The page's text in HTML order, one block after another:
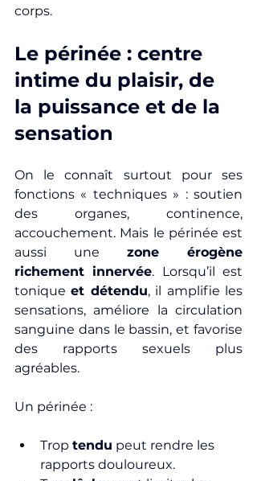
corps.
Le périnée : centre
intime du plaisir, de
la puissance et de la
sensation
On le connaît surtout pour ses
fonctions « techniques » : soutien
des organes, continence,
accouchement. Mais le périnée est
aussi une zone érogène
richement innervée. Lorsqu’il est
tonique et détendu, il amplifie les
sensations, améliore la circulation
sanguine dans le bassin, et favorise
des rapports sexuels plus
agréables.
Un périnée :
Trop tendu peut rendre les
rapports douloureux.